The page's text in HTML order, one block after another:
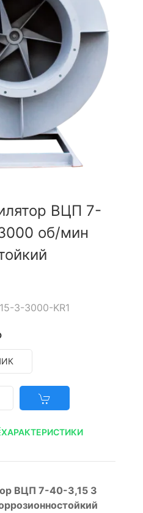
ВЦП 7-
об/мин
3-3000-KR1
ХАРАКТЕРИСТИКИ
ВЦП 7-40-3,15 3